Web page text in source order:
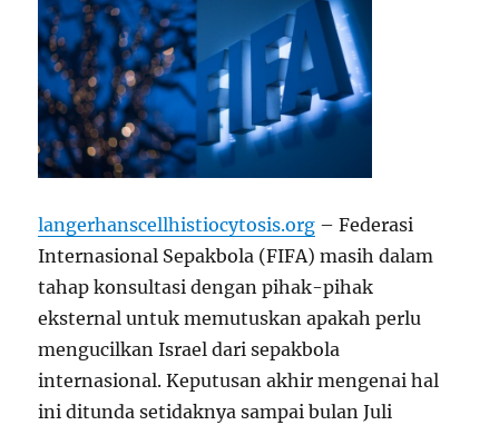
langerhanscellhistiocytosis.org – Federasi
Internasional Sepakbola (FIFA) masih dalam
tahap konsultasi dengan pihak-pihak
eksternal untuk memutuskan apakah perlu
mengucilkan Israel dari sepakbola
internasional. Keputusan akhir mengenai hal
ini ditunda setidaknya sampai bulan Juli